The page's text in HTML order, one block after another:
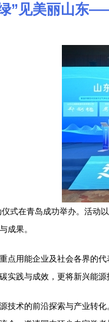
”见美丽山东
式在青岛成功举办。活动
成果。
点用能企业及社会各界的
实践与成效，更将新兴能源
技术的前沿探索与产业转